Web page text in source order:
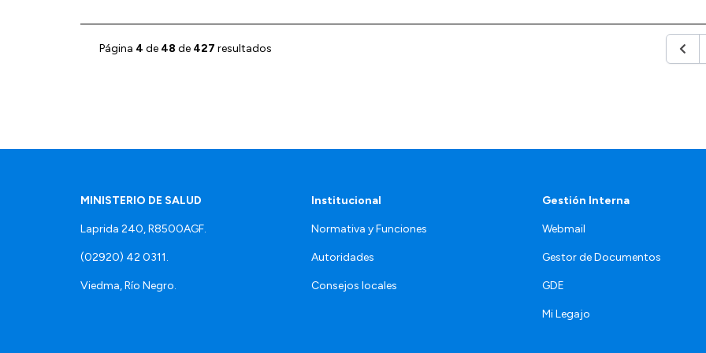
Página 4 de 48 de 427 resultados
MINISTERIO DE SALUD
Laprida 240, R8500AGF.
(02920) 42 0311.
Viedma, Río Negro.
Institucional
Normativa y Funciones
Autoridades
Consejos locales
Gestión Interna
Webmail
Gestor de Documentos
GDE
Mi Legajo